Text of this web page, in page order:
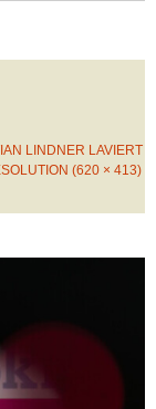
LINDNER LAVIERT
(620 × 413)